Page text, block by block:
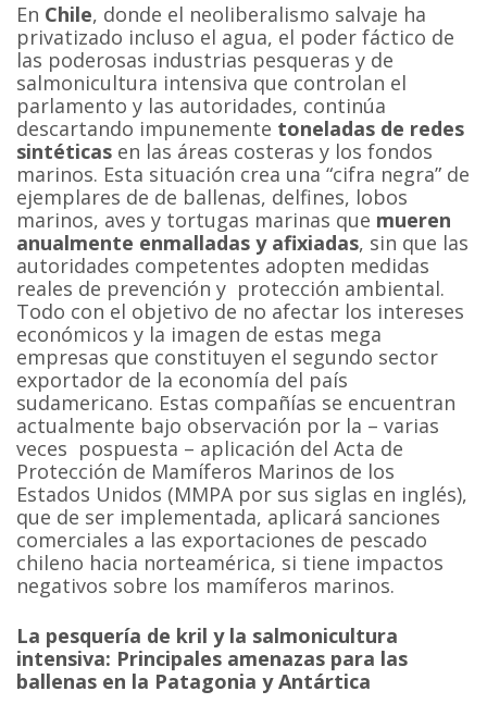
En Chile, donde el neoliberalismo salvaje ha
privatizado incluso el agua, el poder fáctico de
las poderosas industrias pesqueras y de
salmonicultura intensiva que controlan el
parlamento y las autoridades, continúa
descartando impunemente toneladas de redes
sintéticas en las áreas costeras y los fondos
marinos. Esta situación crea una “cifra negra” de
ejemplares de de ballenas, delfines, lobos
marinos, aves y tortugas marinas que mueren
anualmente enmalladas y afixiadas, sin que las
autoridades competentes adopten medidas
reales de prevención y protección ambiental.
Todo con el objetivo de no afectar los intereses
económicos y la imagen de estas mega
empresas que constituyen el segundo sector
exportador de la economía del país
sudamericano. Estas compañías se encuentran
actualmente bajo observación por la – varias
veces pospuesta – aplicación del Acta de
Protección de Mamíferos Marinos de los
Estados Unidos (MMPA por sus siglas en inglés),
que de ser implementada, aplicará sanciones
comerciales a las exportaciones de pescado
chileno hacia norteamérica, si tiene impactos
negativos sobre los mamíferos marinos.
La pesquería de kril y la salmonicultura
intensiva: Principales amenazas para las
ballenas en la Patagonia y Antártica